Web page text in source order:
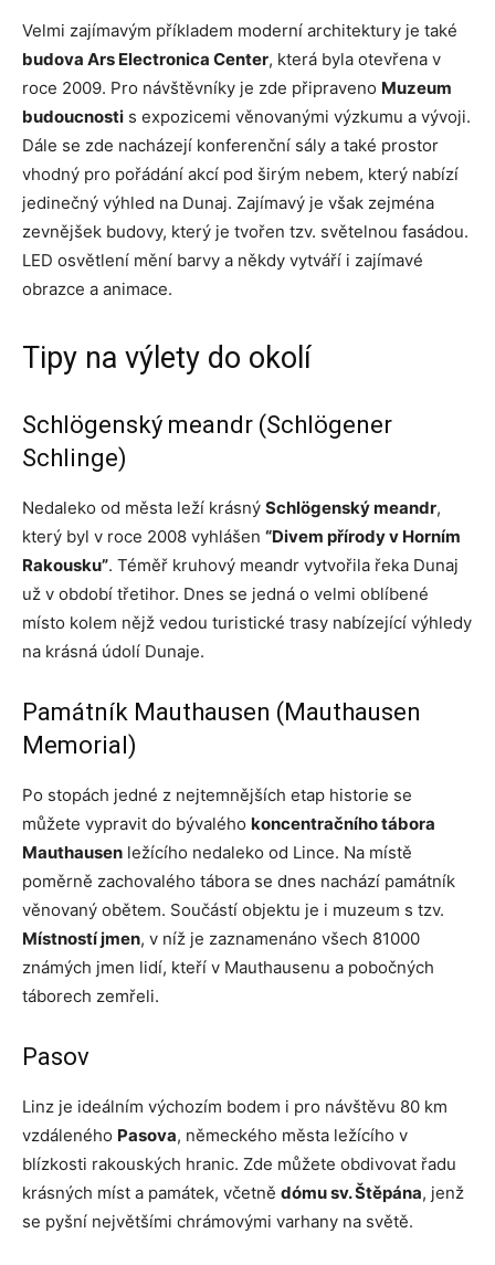
Velmi zajímavým příkladem moderní architektury je také
budova Ars Electronica Center, která byla otevřena v
roce 2009. Pro návštěvníky je zde připraveno Muzeum
budoucnosti s expozicemi věnovanými výzkumu a vývoji.
Dále se zde nacházejí konferenční sály a také prostor
vhodný pro pořádání akcí pod širým nebem, který nabízí
jedinečný výhled na Dunaj. Zajímavý je však zejména
zevnějšek budovy, který je tvořen tzv. světelnou fasádou.
LED osvětlení mění barvy a někdy vytváří i zajímavé
obrazce a animace.
Tipy na výlety do okolí
Schlögenský meandr (Schlögener
Schlinge)
Nedaleko od města leží krásný Schlögenský meandr,
který byl v roce 2008 vyhlášen “Divem přírody v Horním
Rakousku”. Téměř kruhový meandr vytvořila řeka Dunaj
už v období třetihor. Dnes se jedná o velmi oblíbené
místo kolem nějž vedou turistické trasy nabízející výhledy
na krásná údolí Dunaje.
Památník Mauthausen (Mauthausen
Memorial)
Po stopách jedné z nejtemnějších etap historie se
můžete vypravit do bývalého koncentračního tábora
Mauthausen ležícího nedaleko od Lince. Na místě
poměrně zachovalého tábora se dnes nachází památník
věnovaný obětem. Součástí objektu je i muzeum s tzv.
Místností jmen, v níž je zaznamenáno všech 81000
známých jmen lidí, kteří v Mauthausenu a pobočných
táborech zemřeli.
Pasov
Linz je ideálním výchozím bodem i pro návštěvu 80 km
vzdáleného Pasova, německého města ležícího v
blízkosti rakouských hranic. Zde můžete obdivovat řadu
krásných míst a památek, včetně dómu sv. Štěpána, jenž
se pyšní největšími chrámovými varhany na světě.